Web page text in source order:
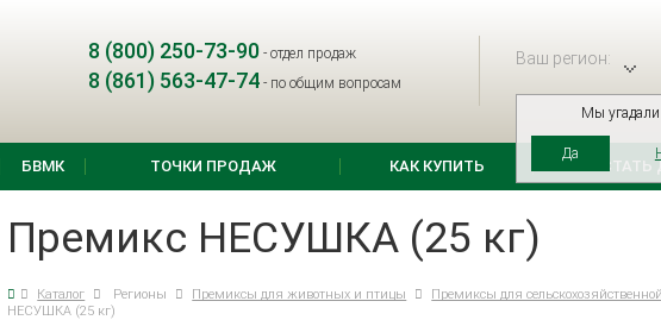
8 (800) 250-73-90- отдел продаж
8 (861) 563-47-74- по общим вопросам
Ваш регион:
Мы угадали
Да
БВМК ТОЧКИ ПРОДАЖ КАК КУПИТЬ
Премикс НЕСУШКА (25 кг)
Каталог Регионы Премиксы для животных и птицы Премиксы для
НЕСУШКА (25 кг)